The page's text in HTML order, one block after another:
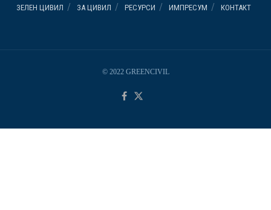
ЗЕЛЕН ЦИВИЛ ЗА ЦИВИЛ РЕСУРСИ ИМПРЕСУМ КОНТАКТ
© 2022 GREENCIVIL